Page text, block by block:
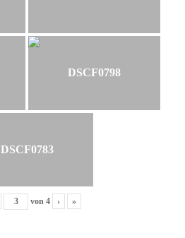
DSCF0798
DSCF0783
von 4 › »